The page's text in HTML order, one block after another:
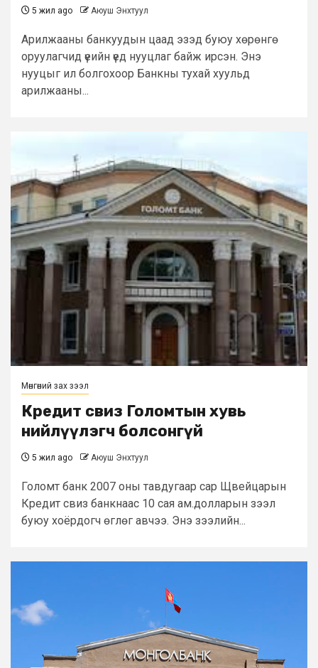
5 жил ago Аюуш Энхтуул
Арилжааны банкуудын цаад эзэд буюу хөрөнгө
оруулагчид үеийн үед нууцлаг байж ирсэн. Энэ
нууцыг ил болгохоор Банкны тухай хуульд
арилжааны...
Мөнгөний зах зээл
Кредит свиз Голомтын хувь
нийлүүлэгч болсонгүй
5 жил ago Аюуш Энхтуул
Голомт банк 2007 оны тавдугаар сар Щвейцарын
Кредит свиз банкнаас 10 сая ам.долларын зээл
буюу хоёрдогч өглөг авчээ. Энэ зээлийн...